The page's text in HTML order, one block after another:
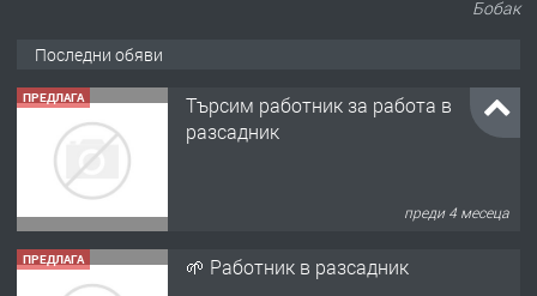
Бобак
Последни обяви
ПРЕДЛАГА
Търсим работник за работа в
разсадник
преди 4 месеца
ПРЕДЛАГА 🌱 Работник в разсадник